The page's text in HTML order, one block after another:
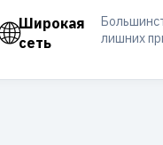
🌐Широкая
сеть
лишних